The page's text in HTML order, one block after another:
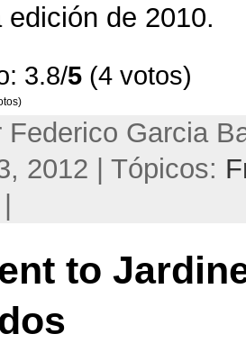
de 2010.
3.8/5 (4 votos)
Federico Garcia
2012 | Tópicos:
to